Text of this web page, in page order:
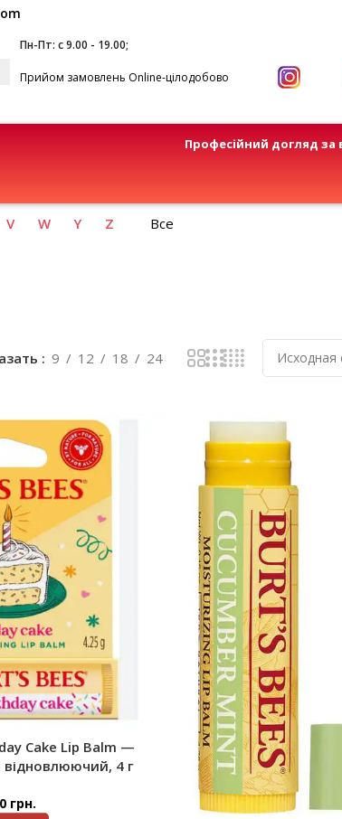
Пн-Пт: с 9.00 - 19.00;
Прийом замовлень Online-цілодобово
Професійний догляд за
V W Y Z Все
9 12 18 24
Cake Lip Balm —
відновлюючий, 4 г
грн.